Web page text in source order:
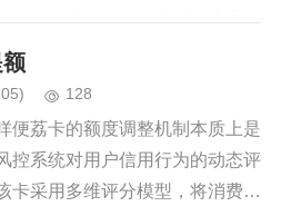
逻辑。从金融属性来看，此类平
的额度或积分，本质上是平台为
128
便荔卡的额度调整机制本质上是
控系统对用户信用行为的动态评
卡采用多维评分模型，将消费频